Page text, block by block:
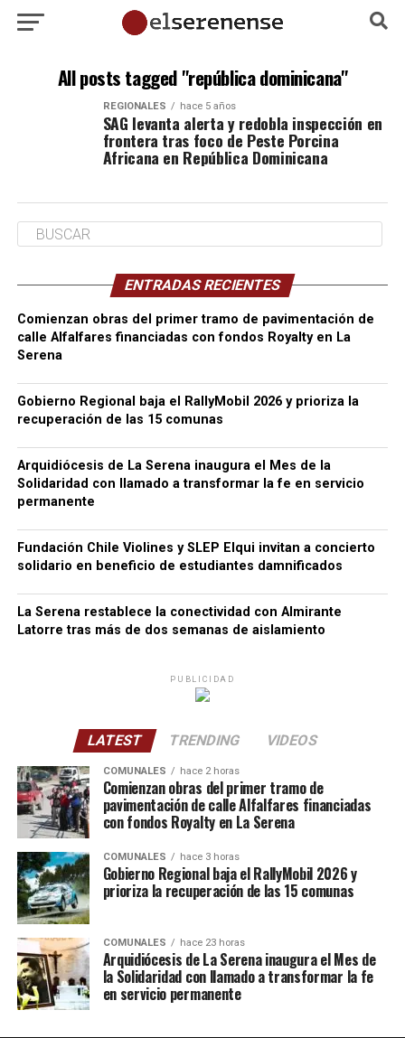
All posts tagged "república dominicana"
REGIONALES hace 5 años
SAG levanta alerta y redobla inspección en
frontera tras foco de Peste Porcina
Africana en República Dominicana
ENTRADAS RECIENTES
Comienzan obras del primer tramo de pavimentación de
calle Alfalfares financiadas con fondos Royalty en La
Serena
Gobierno Regional baja el RallyMobil 2026 y prioriza la
recuperación de las 15 comunas
Arquidiócesis de La Serena inaugura el Mes de la
Solidaridad con llamado a transformar la fe en servicio
permanente
Fundación Chile Violines y SLEP Elqui invitan a concierto
solidario en beneficio de estudiantes damnificados
La Serena restablece la conectividad con Almirante
Latorre tras más de dos semanas de aislamiento
PUBLICIDAD
LATEST TRENDING VIDEOS
COMUNALES hace 2 horas
Comienzan obras del primer tramo de
pavimentación de calle Alfalfares financiadas
con fondos Royalty en La Serena
COMUNALES hace 3 horas
Gobierno Regional baja el RallyMobil 2026 y
prioriza la recuperación de las 15 comunas
COMUNALES hace 23 horas
Arquidiócesis de La Serena inaugura el Mes de
la Solidaridad con llamado a transformar la fe
en servicio permanente